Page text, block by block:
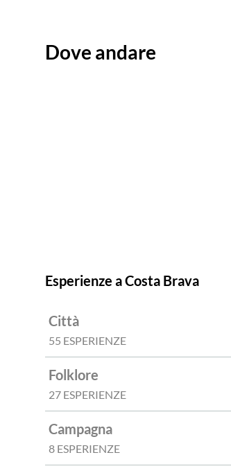
Dove andare
Esperienze a Costa Brava
Città
55 ESPERIENZE
Folklore
27 ESPERIENZE
Campagna
8 ESPERIENZE